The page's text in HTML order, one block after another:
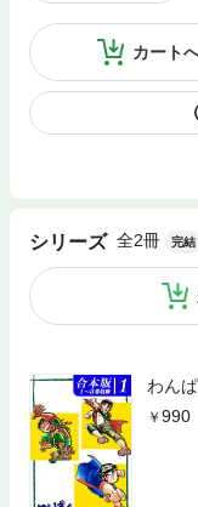
カート
シリーズ 全2冊 完結
わん
990